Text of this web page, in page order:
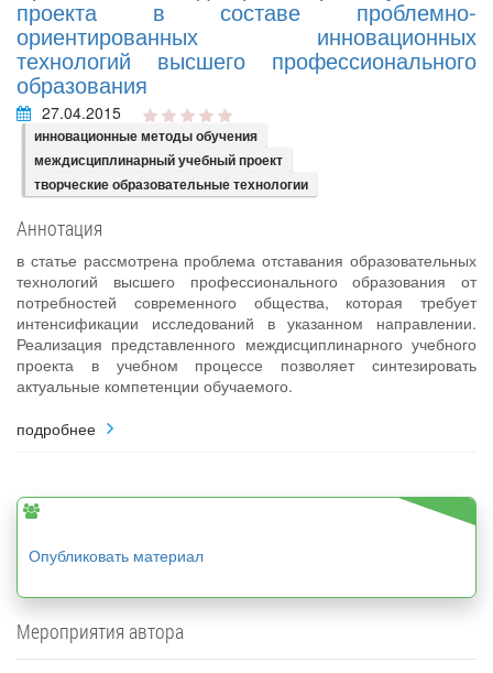
проекта в составе проблемно-
ориентированных инновационных
технологий высшего профессионального
образования
27.04.2015
инновационные методы обучения
междисциплинарный учебный проект
творческие образовательные технологии
Аннотация
в статье рассмотрена проблема отставания образовательных
технологий высшего профессионального образования от
потребностей современного общества, которая требует
интенсификации исследований в указанном направлении.
Реализация представленного междисциплинарного учебного
проекта в учебном процессе позволяет синтезировать
актуальные компетенции обучаемого.
подробнее
Опубликовать материал
Мероприятия автора